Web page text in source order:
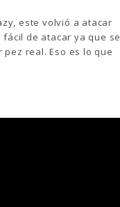
este volvió a atacar
de atacar ya que se
real. Eso es lo que